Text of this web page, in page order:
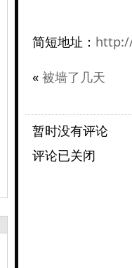
简短地址：
« 被墙了几天
暂时没有评论
评论已关闭